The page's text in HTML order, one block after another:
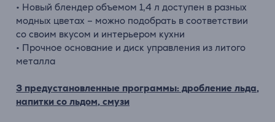
• Новый блендер объемом 1,4 л доступен в разных
модных цветах – можно подобрать в соответствии
со своим вкусом и интерьером кухни
• Прочное основание и диск управления из литого
металла
3 предустановленные программы: дробление льда,
напитки со льдом, смузи